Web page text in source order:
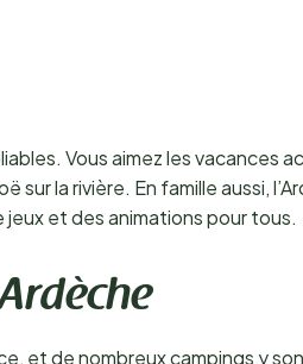
Vous aimez les vacances
la rivière. En famille aussi,
et des animations pour tous.
et de nombreux campings y